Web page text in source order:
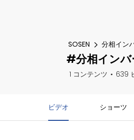
SOSEN 分相イン
#分相インバ
1 コンテンツ 639
ビデオ ショーツ